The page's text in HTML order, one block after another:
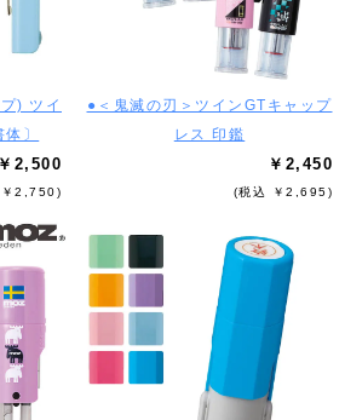
) ツイ
〕
￥2,500
2,750)
●＜鬼滅の刃＞ツインGTキャップ
レス 印鑑
￥2,450
(税込 ￥2,695)